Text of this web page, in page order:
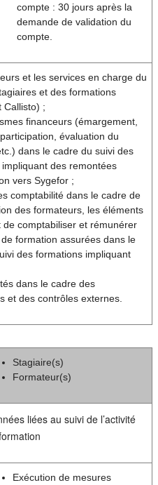
compte : 30 jours après la
demande de validation du
compte.
et les services en charge du
et des formations
Callisto) ;
financeurs (émargement,
évaluation du
dans le cadre du suivi des
des remontées
vers Sygefor ;
comptabilité dans le cadre de
des formateurs, les éléments
de comptabiliser et rémunérer
formation assurées dans le
des formations impliquant
dans le cadre des
et des contrôles externes.
Stagiaire(s)
Formateur(s)
liées au suivi de l’activité
Exécution de mesures